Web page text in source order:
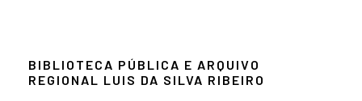
BIBLIOTECA PÚBLICA E ARQUIVO
REGIONAL LUIS DA SILVA RIBEIRO